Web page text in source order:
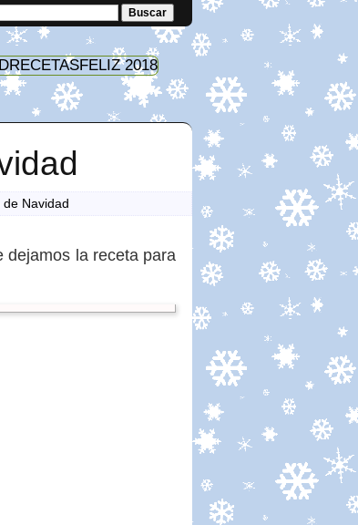
RECETASFELIZ 2018
Navidad
dejamos la receta para